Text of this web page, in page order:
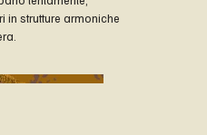
in strutture armoniche